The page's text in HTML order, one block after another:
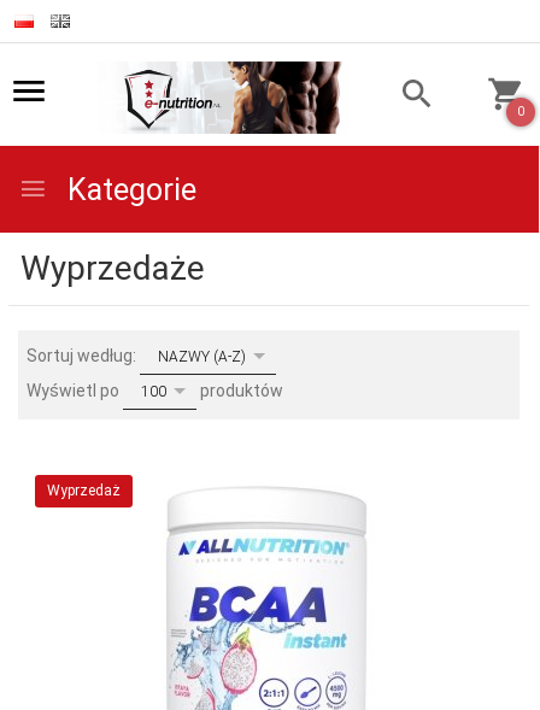
0
Kategorie
Wyprzedaże
Sortuj według: sortNAZWY (A-Z)
Wyświetl po pop100 produktów
Wyprzedaż